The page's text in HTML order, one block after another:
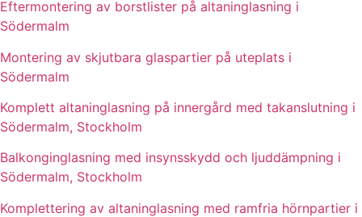
Eftermontering av borstlister på altaninglasning i
Södermalm
Montering av skjutbara glaspartier på uteplats i
Södermalm
Komplett altaninglasning på innergård med takanslutning i
Södermalm, Stockholm
Balkonginglasning med insynsskydd och ljuddämpning i
Södermalm, Stockholm
Komplettering av altaninglasning med ramfria hörnpartier i